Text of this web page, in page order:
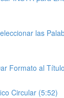
las
Formato al
Circular (5:52)